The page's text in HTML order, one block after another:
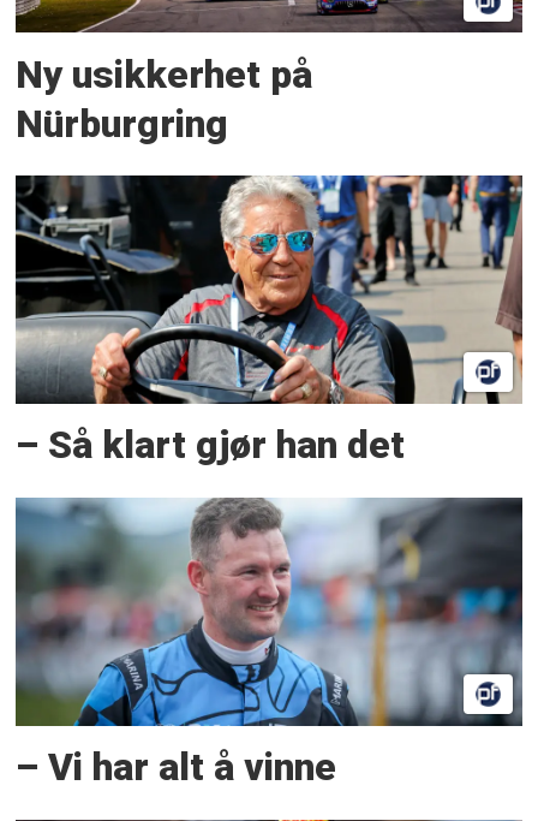
Ny usikkerhet på
Nürburgring
– Så klart gjør han det
– Vi har alt å vinne